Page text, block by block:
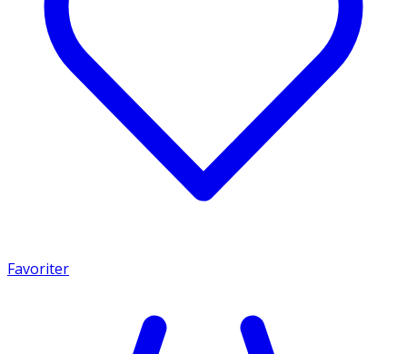
Favoriter